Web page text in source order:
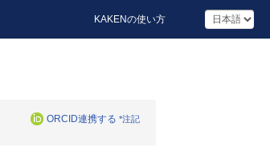
KAKENの使い方
ORCID連携する *注記